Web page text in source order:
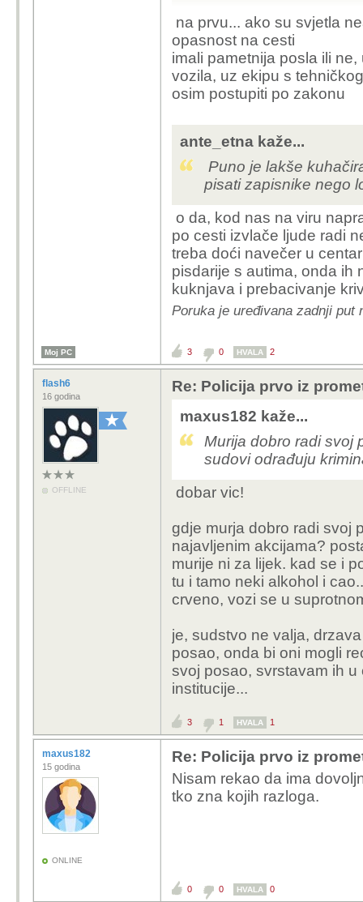
na prvu... ako su svjetla
opasnost na cesti
imali pametnija posla ili
vozila, uz ekipu s
osim postupiti po zakonu
ante_etna kaže...
Puno je lakše
pisati zapisnike nego
o da, kod nas na viru
po cesti izvlače ljude radi
treba doći navečer u
pisdarije s autima, onda ih
kuknjava i prebacivanje
Poruka je uređivana zadnji put
Moj PC 3 0 HVALA 2
flash6
16 godina
OFFLINE
Re: Policija prvo iz
maxus182 kaže...
Murija dobro radi svoj
sudovi odrađuju
dobar vic!
gdje murja dobro radi svoj
najavljenim akcijama?
murije ni za lijek. kad se i
tu i tamo neki alkohol i
crveno, vozi se u
je, sudstvo ne valja,
posao, onda bi oni mogli
svoj posao, svrstavam ih
institucije...
3 1 HVALA 1
maxus182
15 godina
ONLINE
Re: Policija prvo iz
Nisam rekao da ima
tko zna kojih razloga.
0 0 HVALA 0